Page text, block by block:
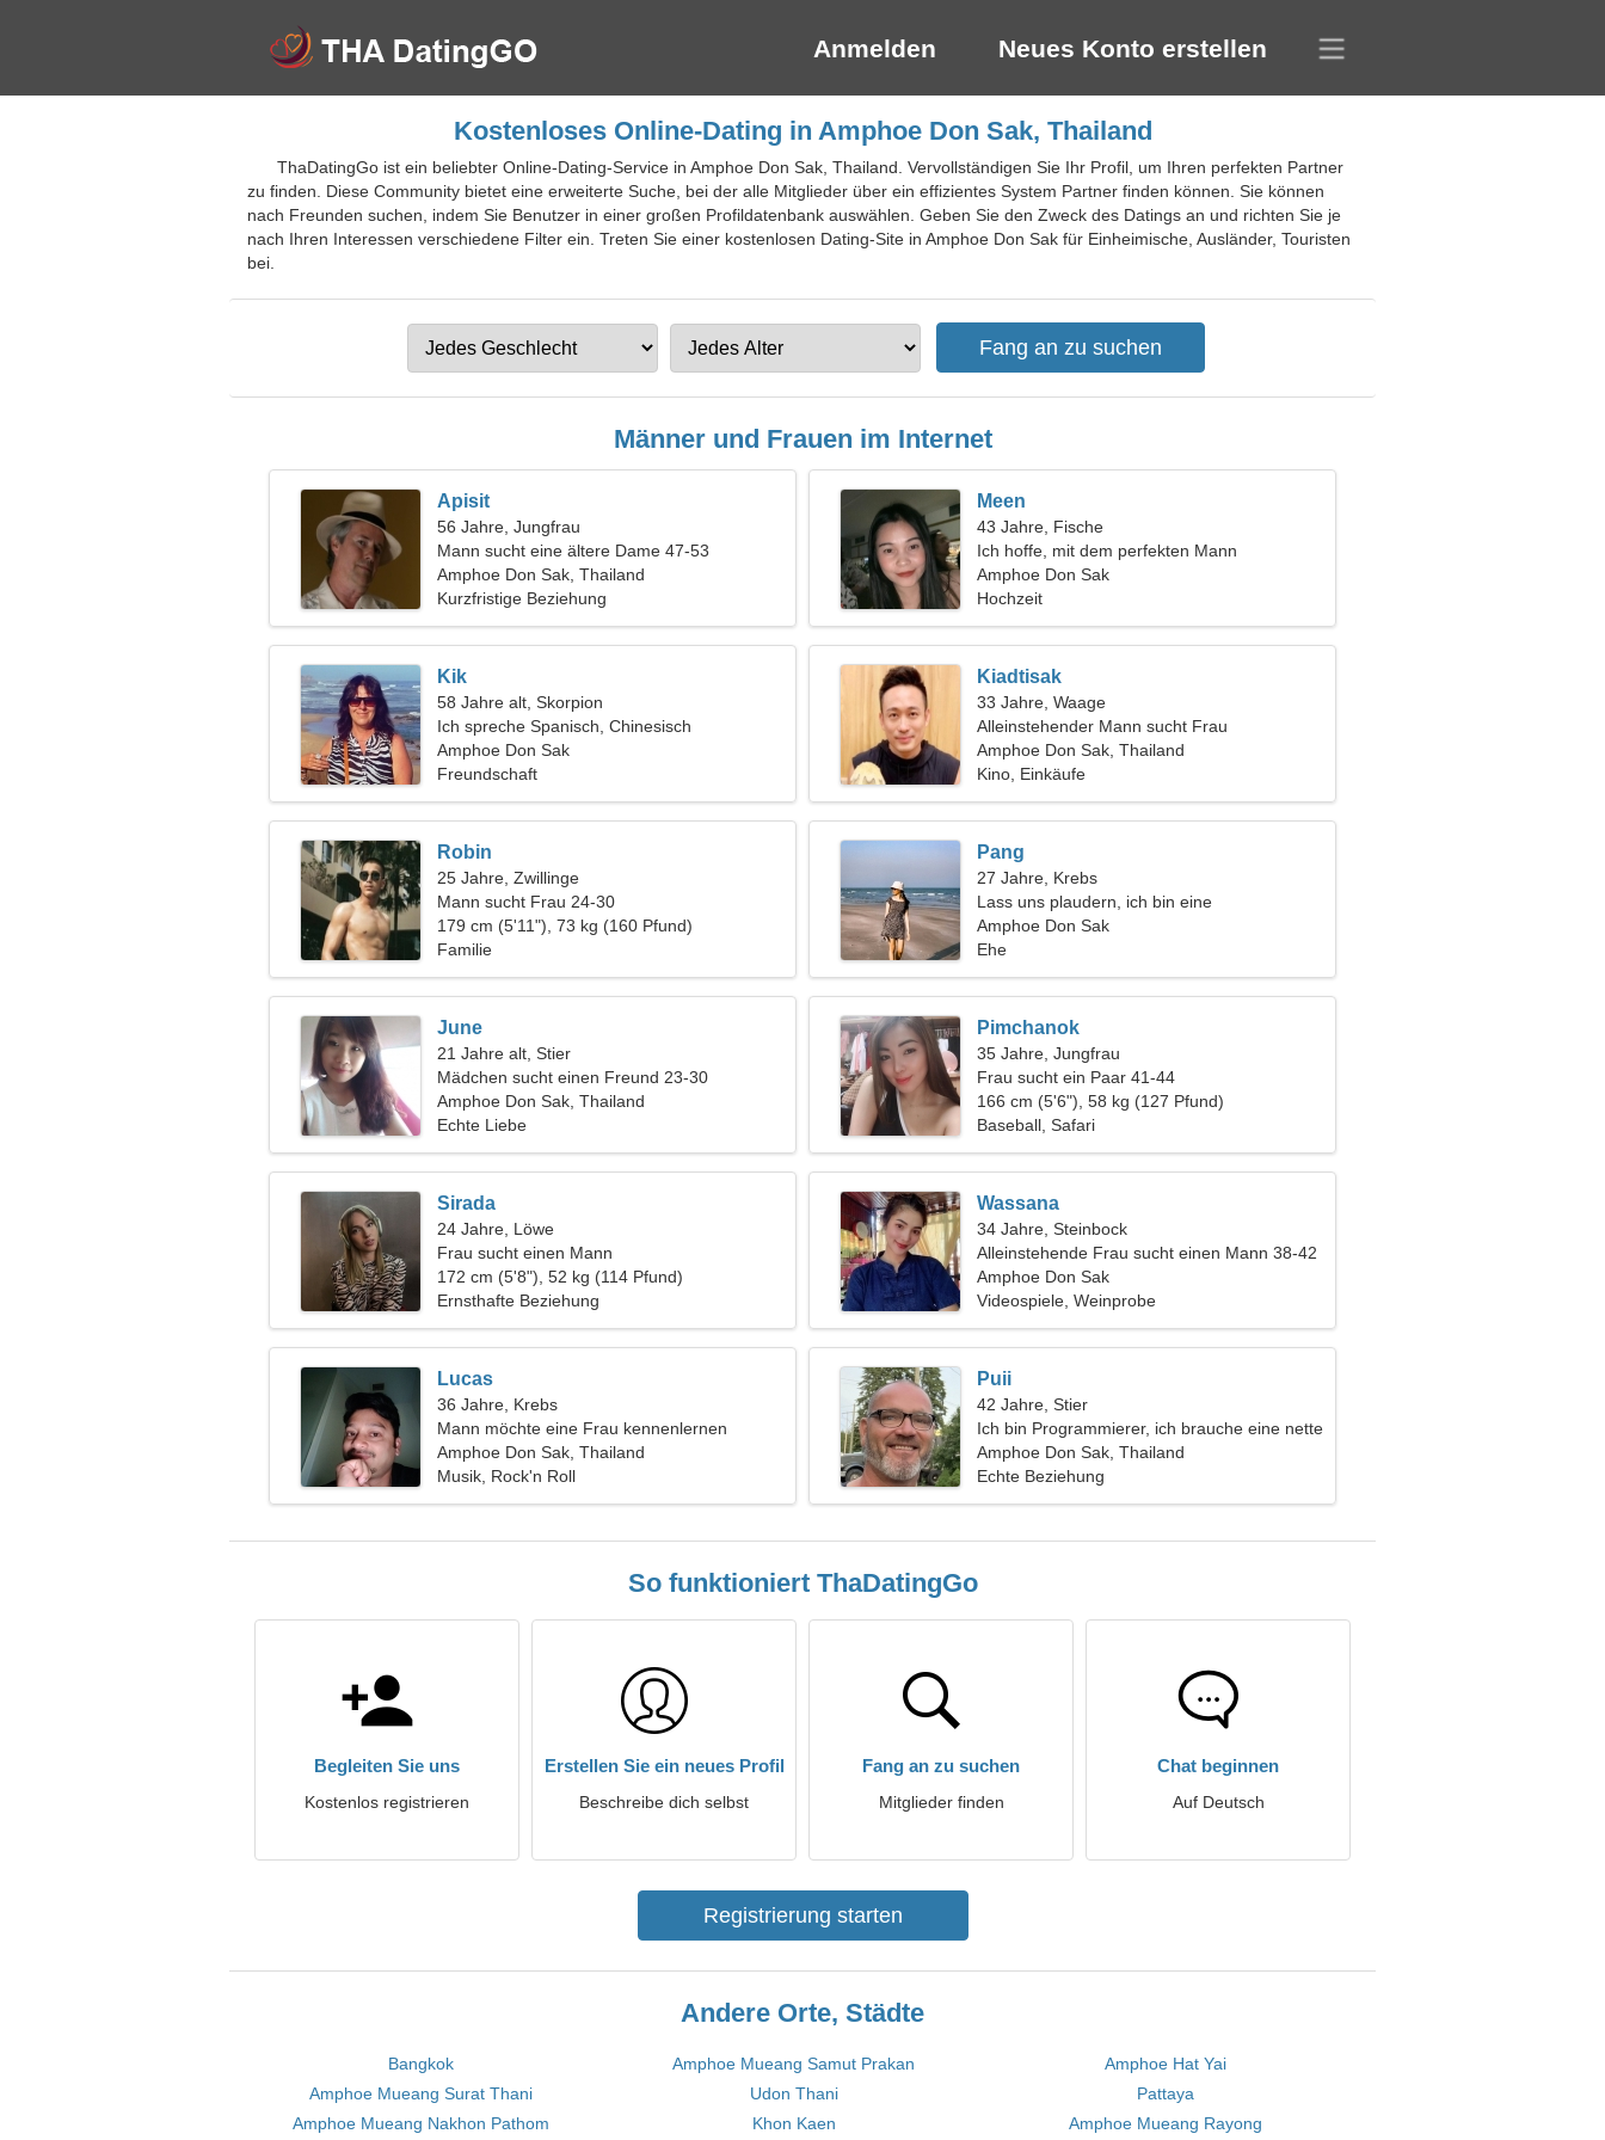
Anmelden Neues Konto erstellen
Kostenloses Online-Dating in Amphoe Don Sak, Thailand
ThaDatingGo ist ein beliebter Online-Dating-Service in Amphoe Don Sak, Thailand. Vervollständigen Sie Ihr Profil, um Ihren perfekten Partner
zu finden. Diese Community bietet eine erweiterte Suche, bei der alle Mitglieder über ein effizientes System Partner finden können. Sie können
nach Freunden suchen, indem Sie Benutzer in einer großen Profildatenbank auswählen. Geben Sie den Zweck des Datings an und richten Sie je
nach Ihren Interessen verschiedene Filter ein. Treten Sie einer kostenlosen Dating-Site in Amphoe Don Sak für Einheimische, Ausländer, Touristen
bei.
Männer und Frauen im Internet
Apisit
56 Jahre, Jungfrau
Mann sucht eine ältere Dame 47-53
Amphoe Don Sak, Thailand
Kurzfristige Beziehung
Meen
43 Jahre, Fische
Ich hoffe, mit dem perfekten Mann
auszugehen
Amphoe Don Sak
Hochzeit
Kik
58 Jahre alt, Skorpion
Ich spreche Spanisch, Chinesisch
Amphoe Don Sak
Freundschaft
Kiadtisak
33 Jahre, Waage
Alleinstehender Mann sucht Frau
Amphoe Don Sak, Thailand
Kino, Einkäufe
Robin
25 Jahre, Zwillinge
Mann sucht Frau 24-30
179 cm (5'11"), 73 kg (160 Pfund)
Familie
Pang
27 Jahre, Krebs
Lass uns plaudern, ich bin eine
verführerische Frau
Amphoe Don Sak
Ehe
June
21 Jahre alt, Stier
Mädchen sucht einen Freund 23-30
Amphoe Don Sak, Thailand
Echte Liebe
Pimchanok
35 Jahre, Jungfrau
Frau sucht ein Paar 41-44
166 cm (5'6"), 58 kg (127 Pfund)
Baseball, Safari
Sirada
24 Jahre, Löwe
Frau sucht einen Mann
172 cm (5'8"), 52 kg (114 Pfund)
Ernsthafte Beziehung
Wassana
34 Jahre, Steinbock
Alleinstehende Frau sucht einen Mann 38-42
Amphoe Don Sak
Videospiele, Weinprobe
Lucas
36 Jahre, Krebs
Mann möchte eine Frau kennenlernen
Amphoe Don Sak, Thailand
Musik, Rock'n Roll
Puii
42 Jahre, Stier
Ich bin Programmierer, ich brauche eine nette
Frau
Amphoe Don Sak, Thailand
Echte Beziehung
So funktioniert ThaDatingGo
Begleiten Sie uns
Kostenlos registrieren
Erstellen Sie ein neues Profil
Beschreibe dich selbst
Fang an zu suchen
Mitglieder finden
Chat beginnen
Auf Deutsch
Registrierung starten
Andere Orte, Städte
Bangkok Amphoe Mueang Samut Prakan
Amphoe Hat Yai
Amphoe Mueang Surat Thani
Udon Thani
Pattaya
Amphoe Mueang Nakhon Pathom
Khon Kaen Amphoe Mueang Rayong